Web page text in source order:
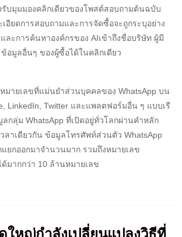
บมุมมองคลิกเดียวของโพสต์สอบถามต้นฉบับ
อียดการสอบถามและการจัดซื้อจะถูกระบุอย่าง
ละการค้นหาองค์กรของ AIเข้าถึงชื่อบริษัท ผู้มี
อมูลอื่นๆ ของผู้ซื้อได้ในคลิกเดียว
มายเลขที่แม่นยำส่วนบุคคลของ WhatsApp บน
LinkedIn, Twitter และแพลตฟอร์มอื่น ๆ แบบเรี
กลุ่ม WhatsApp ที่เปิดอยู่ทั่วโลกผ่านคำหลัก
ลาเดียวกัน ข้อมูลโทรศัพท์ส่วนตัว WhatsApp
ยกออกมาจำนวนมาก รวมถึงหมายเลข
ด้มากกว่า 10 ล้านหมายเลข